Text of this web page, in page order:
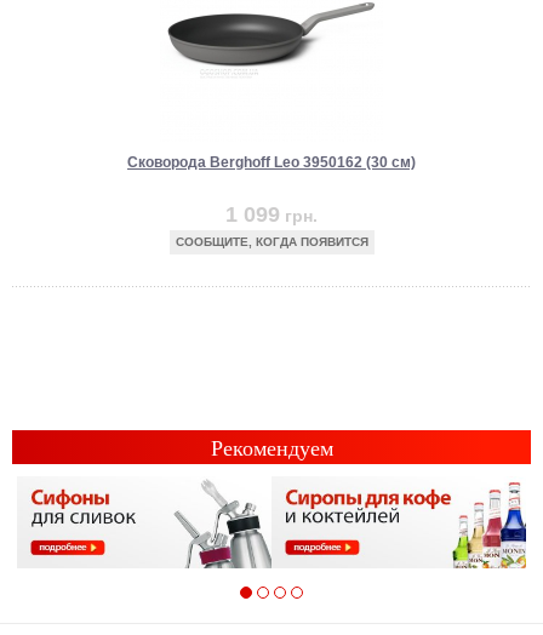
Сковорода Berghoff Leo 3950162 (30 см)
1 099 грн.
СООБЩИТЕ, КОГДА ПОЯВИТСЯ
Рекомендуем